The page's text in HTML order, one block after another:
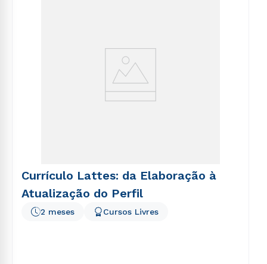
Currículo Lattes: da Elaboração à
Atualização do Perfil
2 meses Cursos Livres